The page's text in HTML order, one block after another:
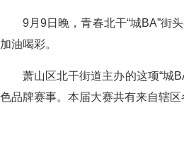
9月9日晚，青春北干“城BA”街
加油喝彩。
萧山区北干街道主办的这项“城
色品牌赛事。本届大赛共有来自辖